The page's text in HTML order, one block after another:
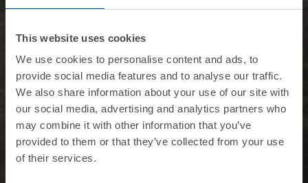
This website uses cookies
We use cookies to personalise content and ads, to
provide social media features and to analyse our traffic.
We also share information about your use of our site with
our social media, advertising and analytics partners who
may combine it with other information that you’ve
provided to them or that they’ve collected from your use
of their services.